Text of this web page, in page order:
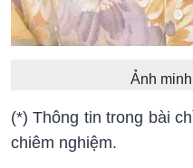
Ảnh
(*) Thông tin trong bài
chiêm nghiệm.